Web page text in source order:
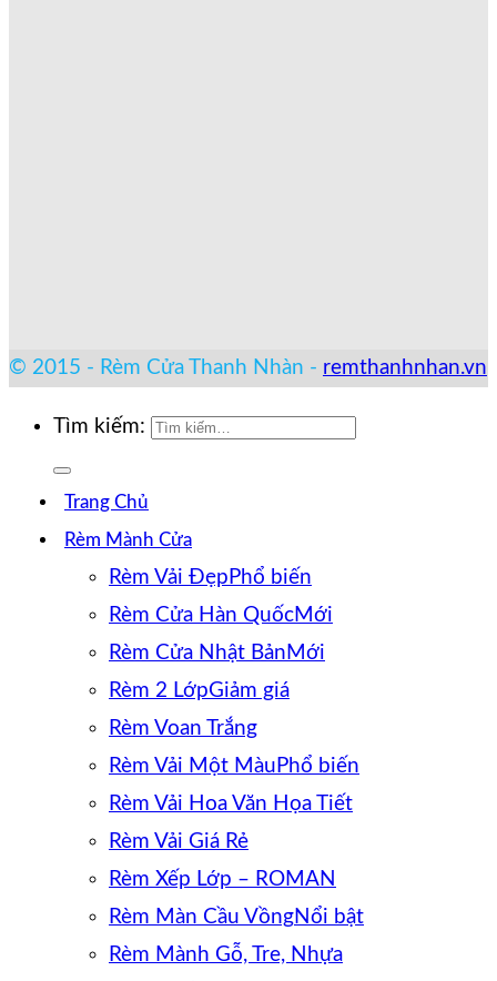
© 2015 - Rèm Cửa Thanh Nhàn - remthanhnhan.vn
Tìm kiếm:
Trang Chủ
Rèm Mành Cửa
Rèm Vải Đẹp
Rèm Cửa Hàn Quốc
Rèm Cửa Nhật Bản
Rèm 2 Lớp
Rèm Voan Trắng
Rèm Vải Một Màu
Rèm Vải Hoa Văn Họa Tiết
Rèm Vải Giá Rẻ
Rèm Xếp Lớp – ROMAN
Rèm Màn Cầu Vồng
Rèm Mành Gỗ, Tre, Nhựa